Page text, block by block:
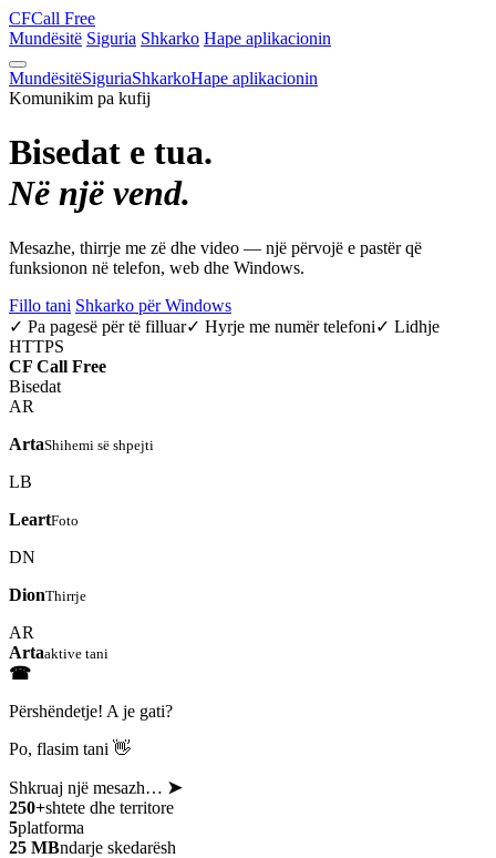
CFCall Free
Mundësitë Siguria Shkarko Hape aplikacionin
MundësitëSiguriaShkarkoHape aplikacionin
Komunikim pa kufij
Bisedat e tua.
Në një vend.
Mesazhe, thirrje me zë dhe video — një përvojë e pastër që
funksionon në telefon, web dhe Windows.
Fillo tani Shkarko për Windows
✓ Pa pagesë për të filluar✓ Hyrje me numër telefoni✓ Lidhje
HTTPS
CF Call Free
Bisedat
AR
ArtaShihemi së shpejti
LB
LeartFoto
DN
DionThirrje
AR
Artaaktive tani
☎
Përshëndetje! A je gati?
Po, flasim tani 👋
Shkruaj një mesazh… ➤
250+shtete dhe territore
5platforma
25 MBndarje skedarësh